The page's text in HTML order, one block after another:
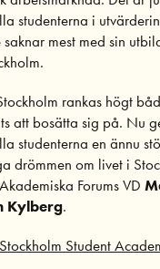
studenterna i
mest med sin
rankas högt
att bosätta sig på. Nu
studenterna en ännu
drömmen om livet i
Forums VD
Kylberg.
Student